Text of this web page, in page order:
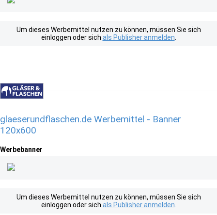
Um dieses Werbemittel nutzen zu können, müssen Sie sich
einloggen oder sich als Publisher anmelden
glaeserundflaschen.de Werbemittel - Banner
120x600
Werbebanner
Um dieses Werbemittel nutzen zu können, müssen Sie sich
einloggen oder sich als Publisher anmelden